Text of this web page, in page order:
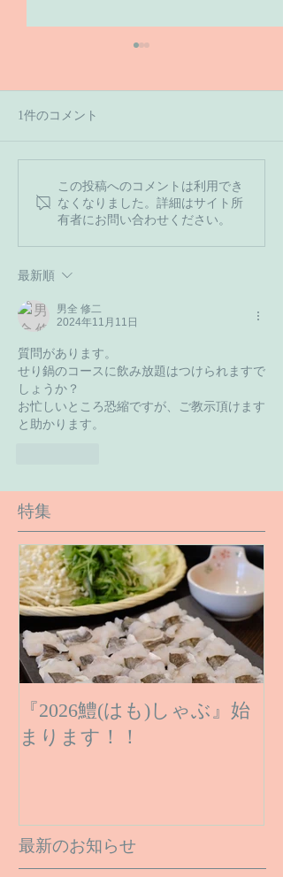
【６月１６日のご予約状
況です】
1件のコメント
この投稿へのコメントは利用でき
なくなりました。詳細はサイト所
有者にお問い合わせください。
最新順
男全 修二
2024年11月11日
質問があります。
せり鍋のコースに飲み放題はつけられますで
しょうか？
お忙しいところ恐縮ですが、ご教示頂けます
と助かります。
特集
『2026鱧(はも)しゃぶ』始
まります！！
最新のお知らせ